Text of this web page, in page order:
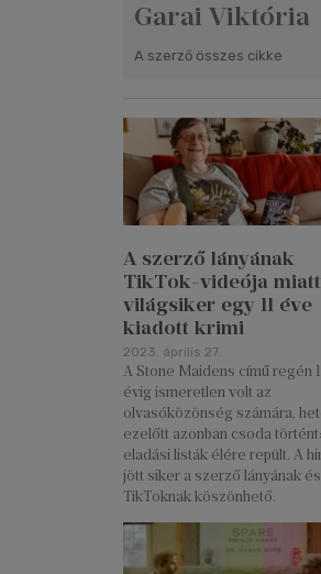
Garai Viktória
A szerző összes cikke
A szerző lányának
TikTok-videója
világsiker egy 11 éve
kiadott krimi
2023. április 27.
A Stone Maidens című regén
évig ismeretlen volt az
olvasóközönség számára,
ezelőtt azonban csoda történt:
eladási listák élére repült. A
jött siker a szerző lányának
TikToknak köszönhető.